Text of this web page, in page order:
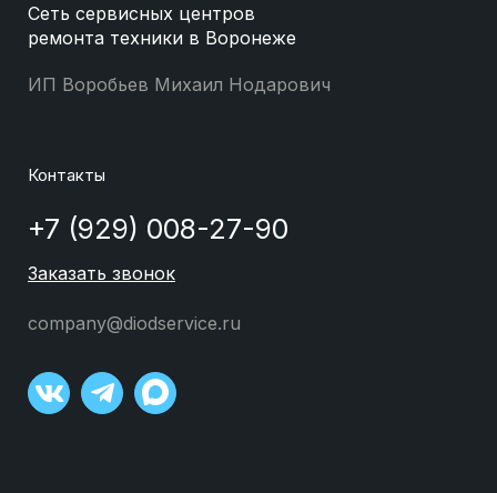
Сеть сервисных центров
ремонта техники в Воронеже
ИП Воробьев Михаил Нодарович
Контакты
+7 (929) 008-27-90
Заказать звонок
company@diodservice.ru